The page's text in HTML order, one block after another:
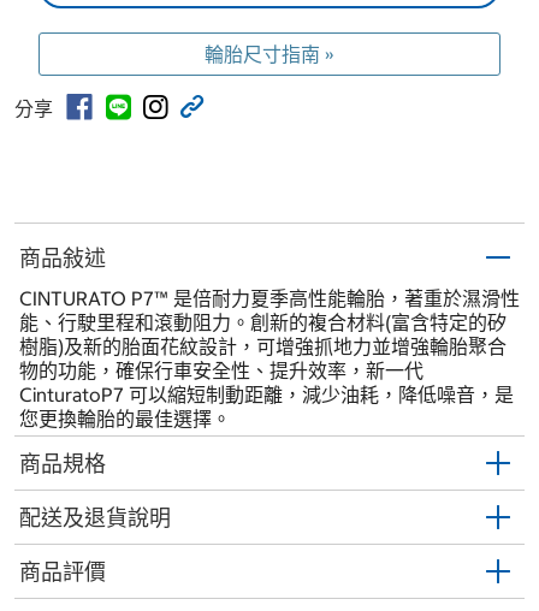
輪胎尺寸指南 »
分享
商品敍述
CINTURATO P7™ 是倍耐力夏季高性能輪胎，著重於濕滑性
能、行駛里程和滾動阻力。創新的複合材料(富含特定的矽
樹脂)及新的胎面花紋設計，可增強抓地力並增強輪胎聚合
物的功能，確保行車安全性、提升效率，新一代
CinturatoP7 可以縮短制動距離，減少油耗，降低噪音，是
您更換輪胎的最佳選擇。
商品規格
配送及退貨說明
商品評價